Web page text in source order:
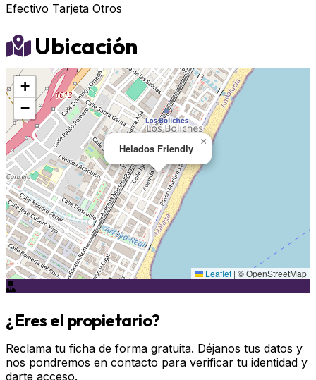
Efectivo Tarjeta Otros
Ubicación
Helados Friendly
×
+
−
Leaflet | © OpenStreetMap
¿Eres el propietario?
Reclama tu ficha de forma gratuita. Déjanos tus datos y
nos pondremos en contacto para verificar tu identidad y
darte acceso.